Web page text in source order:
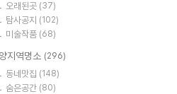
오래된곳 (37)
탐사공지 (102)
미술작품 (68)
지역명소 (296)
동네맛집 (148)
숨은공간 (80)